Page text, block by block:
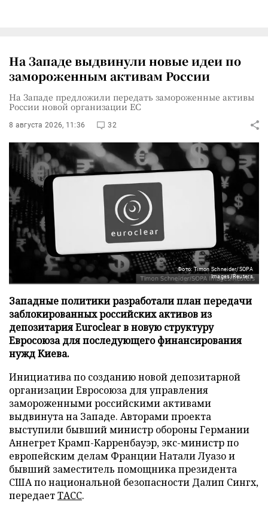
На Западе выдвинули новые идеи по
замороженным активам России
На Западе предложили передать замороженные активы
России новой организации ЕС
8 августа 2026, 11:36 32
Фото: Timon Schneider/SOPA
Images/Reuters
Западные политики разработали план передачи
заблокированных российских активов из
депозитария Euroclear в новую структуру
Евросоюза для последующего финансирования
нужд Киева.
Инициатива по созданию новой депозитарной
организации Евросоюза для управления
замороженными российскими активами
выдвинута на Западе. Авторами проекта
выступили бывший министр обороны Германии
Аннегрет Крамп-Карренбауэр, экс-министр по
европейским делам Франции Натали Луазо и
бывший заместитель помощника президента
США по национальной безопасности Далип Сингх,
передаетТАСС.